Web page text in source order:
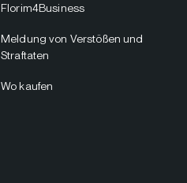
Florim4Business
Meldung von Verstößen und
Straftaten
Wo kaufen